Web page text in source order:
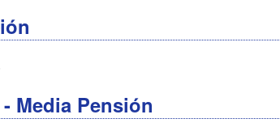
- Media Pensión